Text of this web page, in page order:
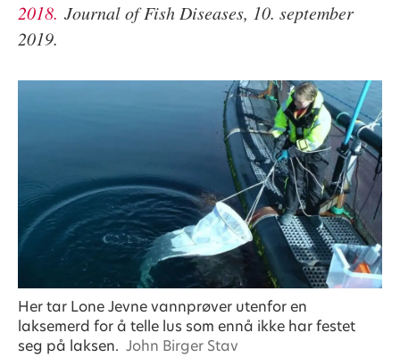
2018. Journal of Fish Diseases, 10. september
2019.
Her tar Lone Jevne vannprøver utenfor en
laksemerd for å telle lus som ennå ikke har festet
seg på laksen. John Birger Stav